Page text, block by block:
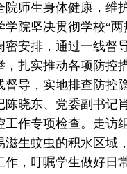
院师生身体健康，维
学院坚决贯彻学校“两
安排，通过一线督
扎实推动各项防控
导，实地排查防控隐
陈晓东、党委副书记
工作专项检查。走访
滋生蚊虫的积水区域
作，叮嘱学生做好日